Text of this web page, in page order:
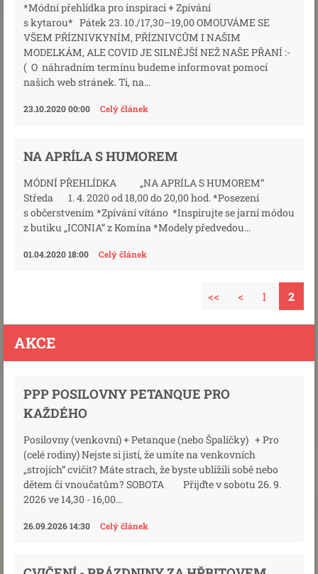
*Módní přehlídka pro inspiraci + Zpívání
s kytarou* Pátek 23. 10./17,30–19,00 OMOUVÁME SE
VŠEM PŘÍZNIVKYNÍM, PŘÍZNIVCŮM I NAŠIM
MODELKÁM, ALE COVID JE SILNĚJŠÍ NEŽ NAŠE PŘANÍ :-
( O náhradním termínu budeme informovat pomocí
našich web stránek. Ti, na...
23.10.2020 00:00 Celý článek
NA APRÍLA S HUMOREM
MÓDNÍ PŘEHLÍDKA „NA APRÍLA S HUMOREM“
Středa 1. 4. 2020 od 18,00 do 20,00 hod. *Posezení
s občerstvením *Zpívání vítáno *Inspirujte se jarní módou
z butiku „ICONIA“ z Komína *Modely předvedou...
01.04.2020 18:00 Celý článek
<< < 1 2
AKCE
PPP POSILOVNY PETANQUE PRO
KAŽDÉHO
Posilovny (venkovní) + Petanque (nebo Špalíčky) + Pro
(celé rodiny) Nejste si jistí, že umíte na venkovních
„strojích“ cvičit? Máte strach, že byste ublížili sobě nebo
dětem či vnoučatům? SOBOTA Přijďte v sobotu 26. 9.
2026 ve 14,30 - 16,00...
26.09.2026 14:30 Celý článek